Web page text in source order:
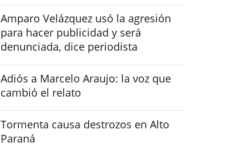
Amparo Velázquez usó la agresión
para hacer publicidad y será
denunciada, dice periodista
Adiós a Marcelo Araujo: la voz que
cambió el relato
Tormenta causa destrozos en Alto
Paraná